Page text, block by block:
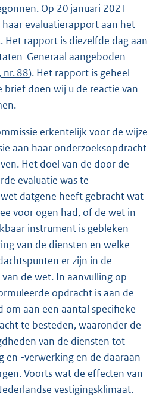
Op 20 januari 2021
evaluatierapport aan het
Het rapport is diezelfde dag aan
Generaal aangeboden
nr. 88). Het rapport is geheel
brief doen wij u de reactie van
erkentelijk voor de wijze
aan haar onderzoeksopdracht
Het doel van de door de
evaluatie was te
datgene heeft gebracht wat
voor ogen had, of de wet in
instrument is gebleken
van de diensten en welke
er zijn in de
de wet. In aanvulling op
opdracht is aan de
om aan een aantal specifieke
te besteden, waaronder de
van de diensten tot
en -verwerking en de daaraan
Voorts wat de effecten van
vestigingsklimaat.